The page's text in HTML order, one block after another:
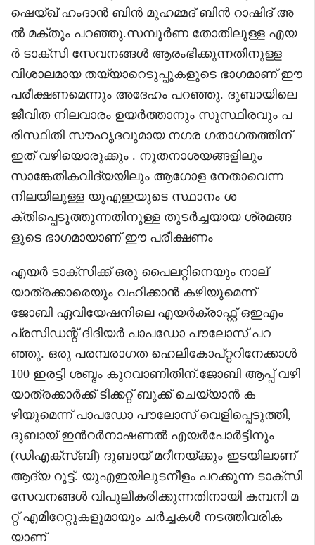
ഷെയ്ഖ് ഹംദാൻ ബിൻ മുഹമ്മദ് ബിൻ റാഷിദ് അ
ൽ മക്തൂം പറഞ്ഞു.സമ്പൂർണ തോതിലുള്ള എയ
ർ ടാക്‌സി സേവനങ്ങൾ ആരംഭിക്കുന്നതിനുള്ള
വിശാലമായ തയ്യാറെടുപ്പുകളുടെ ഭാഗമാണ് ഈ
പരീക്ഷണമെന്നും അദേഹം പറഞ്ഞു. ദുബായിലെ
ജീവിത നിലവാരം ഉയർത്താനും സുസ്ഥിരവും പ
രിസ്ഥിതി സൗഹൃദവുമായ നഗര ഗതാഗതത്തിന്
ഇത് വഴിയൊരുക്കും . നൂതനാശയങ്ങളിലും
സാങ്കേതികവിദ്യയിലും ആഗോള നേതാവെന്ന
നിലയിലുള്ള യുഎഇയുടെ സ്ഥാനം ശ
ക്തിപ്പെടുത്തുന്നതിനുള്ള തുടർച്ചയായ ശ്രമങ്ങ
ളുടെ ഭാഗമായാണ് ഈ പരീക്ഷണം
എയർ ടാക്‌സിക്ക് ഒരു പൈലറ്റിനെയും നാല്
യാത്രക്കാരെയും വഹിക്കാൻ കഴിയുമെന്ന്
ജോബി ഏവിയേഷനിലെ എയർക്രാഫ്റ്റ് ഒഇഎം
പ്രസിഡന്റ് ദിദിയർ പാപഡോ പൗലോസ് പറ
ഞ്ഞു. ഒരു പരമ്പരാഗത ഹെലികോപ്റ്ററിനേക്കാൾ
100 ഇരട്ടി ശബ്ദം കുറവാണിതിന്.ജോബി ആപ്പ് വഴി
യാത്രക്കാർക്ക് ടിക്കറ്റ് ബുക്ക് ചെയ്യാൻ ക
ഴിയുമെന്ന് പാപഡോ പൗലോസ് വെളിപ്പെടുത്തി,
ദുബായ് ഇൻറർനാഷണൽ എയർപോർട്ടിനും
(ഡിഎക്‌സ്ബി) ദുബായ് മറീനയ്ക്കും ഇടയിലാണ്
ആദ്യ റൂട്ട്. യുഎഇയിലുടനീളം പറക്കുന്ന ടാക്‌സി
സേവനങ്ങൾ വിപുലീകരിക്കുന്നതിനായി കമ്പനി മ
റ്റ് എമിറേറ്റുകളുമായും ചർച്ചകൾ നടത്തിവരിക
യാണ്